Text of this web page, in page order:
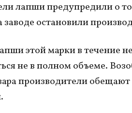
лапши предупредили о
остановили
этой марки в течение
не в полном объеме.
производители